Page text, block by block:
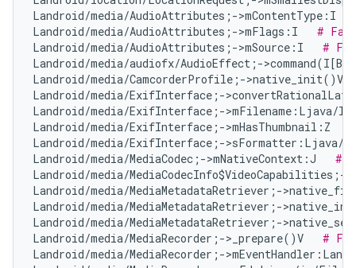
Landroid/media/AudioAttributes;->mContentType:I
Landroid/media/AudioAttributes;->mFlags:I #
Landroid/media/AudioAttributes;->mSource:I #
Landroid/media/audiofx/AudioEffect;-
Landroid/media/CamcorderProfile;-
Landroid/media/ExifInterface;-
Landroid/media/ExifInterface;-
Landroid/media/ExifInterface;->mHasThumbnail:Z
Landroid/media/ExifInterface;-
Landroid/media/MediaCodec;->mNativeContext:J #
Landroid/media/
Landroid/media/MediaMetadataRetriever;-
Landroid/media/MediaMetadataRetriever;-
Landroid/media/MediaMetadataRetriever;-
Landroid/media/MediaRecorder;->_prepare()V #
Landroid/media/MediaRecorder;-